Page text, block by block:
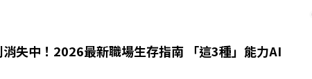
失中！2026最新職場生存指南 「這3種」能力AI